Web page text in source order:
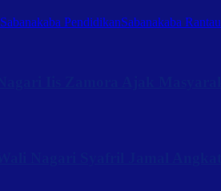
Sabanakaba PendidikanSabanakaba Rantau